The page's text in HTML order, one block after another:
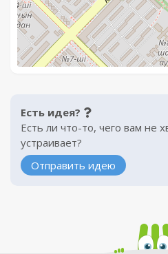
Есть идея?
Есть ли что-то, чего вам не
устраивает?
Отправить идею